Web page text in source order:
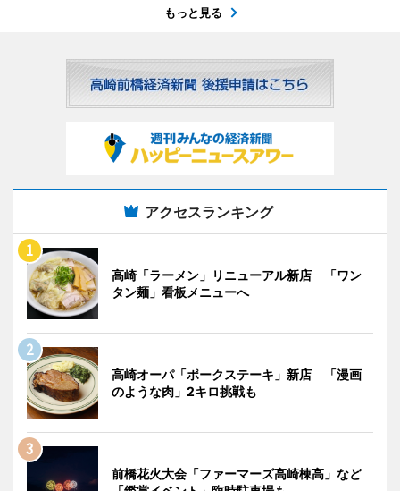
もっと見る
アクセスランキング
高崎「ラーメン」リニューアル新店 「ワン
タン麺」看板メニューへ
高崎オーパ「ポークステーキ」新店 「漫画
のような肉」2キロ挑戦も
前橋花火大会「ファーマーズ高崎棟高」など